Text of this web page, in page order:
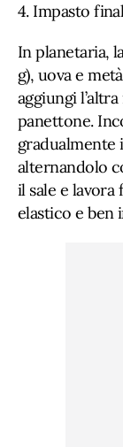
4. Impasto
In planetaria,
g), uova e
aggiungi
panettone.
gradualmente
alternandolo
il sale e
elastico e ben